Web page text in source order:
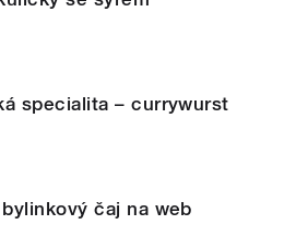
specialita – currywurst
čaj na web